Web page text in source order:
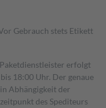
Gebrauch stets Etikett
erfolgt
18:00 Uhr. Der genaue
Abhängigkeit der
des Spediteurs